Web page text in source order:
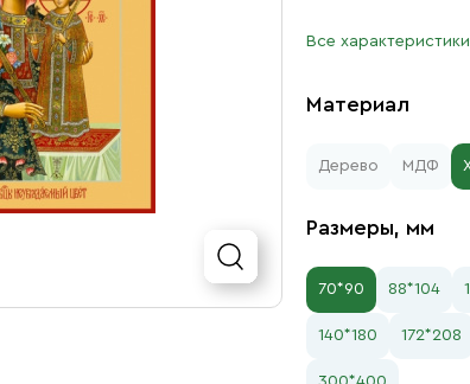
Все характеристики
Материал
Дерево МДФ
Размеры, мм
70*90 88*104
140*180 172*208